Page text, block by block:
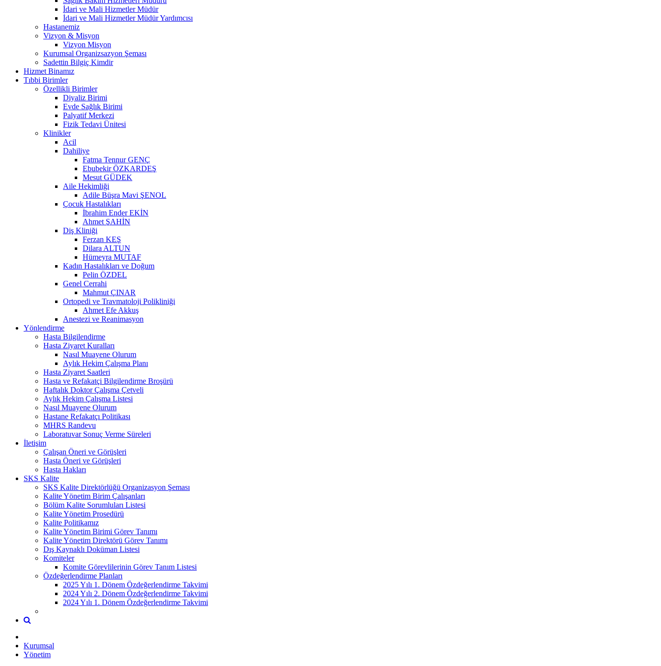
İdari ve Mali Hizmetler Müdür
İdari ve Mali Hizmetler Müdür Yardımcısı
Hastanemiz
Vizyon & Misyon
Vizyon Misyon
Kurumsal Organizsazyon Şeması
Sadettin Bilgiç Kimdir
Hizmet Binamız
Tıbbi Birimler
Özellikli Birimler
Diyaliz Birimi
Evde Sağlık Birimi
Palyatif Merkezi
Fizik Tedavi Ünitesi
Klinikler
Acil
Dahiliye
Fatma Tennur GENÇ
Ebubekir ÖZKARDEŞ
Mesut GÜDEK
Aile Hekimliği
Adile Büşra Mavi ŞENOL
Çocuk Hastalıkları
İbrahim Ender EKİN
Ahmet ŞAHİN
Diş Kliniği
Ferzan KEŞ
Dilara ALTUN
Hümeyra MUTAF
Kadın Hastalıkları ve Doğum
Pelin ÖZDEL
Genel Cerrahi
Mahmut ÇINAR
Ortopedi ve Travmatoloji Polikliniği
Ahmet Efe Akkuş
Anestezi ve Reanimasyon
Yönlendirme
Hasta Bilgilendirme
Hasta Ziyaret Kuralları
Nasıl Muayene Olurum
Aylık Hekim Çalışma Planı
Hasta Ziyaret Saatleri
Hasta ve Refakatçi Bilgilendirme Broşürü
Haftalık Doktor Çalışma Çetveli
Aylık Hekim Çalışma Listesi
Nasıl Muayene Olurum
Hastane Refakatçı Politikası
MHRS Randevu
Laboratuvar Sonuç Verme Süreleri
İletişim
Çalışan Öneri ve Görüşleri
Hasta Öneri ve Görüşleri
Hasta Hakları
SKS Kalite
SKS Kalite Direktörlüğü Organizasyon Şeması
Kalite Yönetim Birim Çalışanları
Bölüm Kalite Sorumluları Listesi
Kalite Yönetim Prosedürü
Kalite Politikamız
Kalite Yönetim Birimi Görev Tanımı
Kalite Yönetim Direktörü Görev Tanımı
Dış Kaynaklı Doküman Listesi
Komiteler
Komite Görevlilerinin Görev Tanım Listesi
Özdeğerlendirme Planları
2025 Yılı 1. Dönem Özdeğerlendirme Takvimi
2024 Yılı 2. Dönem Özdeğerlendirme Takvimi
2024 Yılı 1. Dönem Özdeğerlendirme Takvimi
Kurumsal
Yönetim